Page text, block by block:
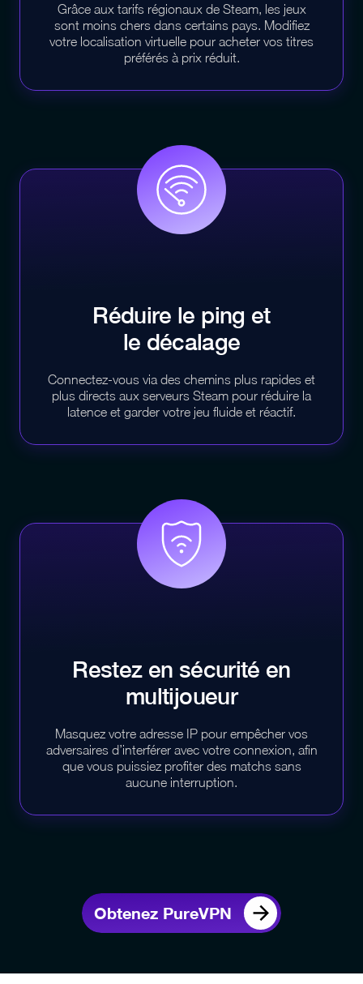
Grâce aux tarifs régionaux de Steam, les jeux
sont moins chers dans certains pays. Modifiez
votre localisation virtuelle pour acheter vos titres
préférés à prix réduit.
Réduire le ping et
le décalage
Connectez-vous via des chemins plus rapides et
plus directs aux serveurs Steam pour réduire la
latence et garder votre jeu fluide et réactif.
Restez en sécurité en
multijoueur
Masquez votre adresse IP pour empêcher vos
adversaires d’interférer avec votre connexion, afin
que vous puissiez profiter des matchs sans
aucune interruption.
Obtenez PureVPN